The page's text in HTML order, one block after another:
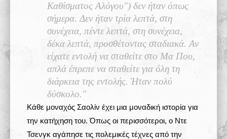
Καθίσματος Αλόγου") δεν ήταν όπως
σήμερα. Δεν ήταν τρία λεπτά, στη
συνέχεια, πέντε λεπτά, στη συνέχεια,
δέκα λεπτά, προσθέτοντας σταδιακά. Αν
είχατε εντολή να σταθείτε στο Μα Που,
απλά έπρεπε να σταθείτε για όλη τη
διάρκεια της εντολής. Ήταν πολύ
δύσκολο."
Κάθε μοναχός Σαολίν έχει μια μοναδική ιστορία για
την κατήχηση του. Όπως οι περισσότεροι, ο Ντε
Τσενγκ αγάπησε τις πολεμικές τέχνες από την